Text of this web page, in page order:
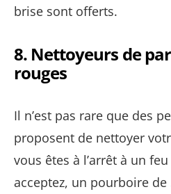
brise sont offerts.
8. Nettoyeurs de
rouges
Il n’est pas rare que des
proposent de nettoyer
vous êtes à l’arrêt à un
acceptez, un pourboire de